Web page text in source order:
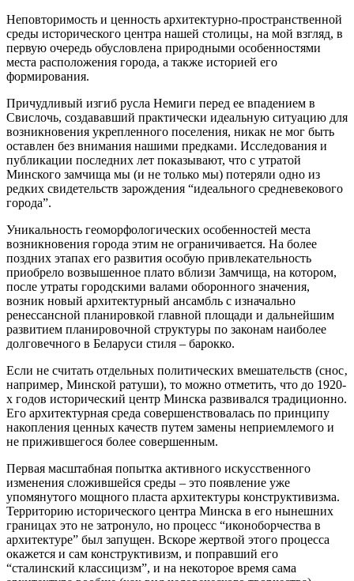
Неповторимость и ценность архитектурно-пространственной
среды исторического центра нашей столицы‚ на мой взгляд, в
первую очередь обусловлена природными особенностями
места расположения города, а также историей его
формирования.
Причудливый изгиб русла Немиги перед ее впадением в
Свислочь, создававший практически идеальную ситуацию для
возникновения укрепленного поселения, никак не мог быть
оставлен без внимания нашими предками. Исследования и
публикации последних лет показывают, что с утратой
Минского замчища мы (и не только мы) потеряли одно из
редких свидетельств зарождения “идеального средневекового
города”.
Уникальность геоморфологических особенностей места
возникновения города этим не ограничивается. На более
поздних этапах его развития особую привлекательность
приобрело возвышенное плато вблизи Замчища, на котором,
после утраты городскими валами оборонного значения,
возник новый архитектурный ансамбль с изначально
ренессансной планировкой главной площади и дальнейшим
развитием планировочной структуры по законам наиболее
долговечного в Беларуси стиля – барокко.
Если не считать отдельных политических вмешательств (снос‚
например‚ Минской ратуши), то можно отметить, что до 1920-
х годов исторический центр Минска развивался традиционно.
Его архитектурная среда совершенствовалась по принципу
накопления ценных качеств путем замены неприемлемого и
не прижившегося более совершенным.
Первая масштабная попытка активного искусственного
изменения сложившейся среды – это появление уже
упомянутого мощного пласта архитектуры конструктивизма.
Территорию исторического центра Минска в его нынешних
границах это не затронуло, но процесс “иконоборчества в
архитектуре” был запущен. Вскоре жертвой этого процесса
окажется и сам конструктивизм, и поправший его
“сталинский классицизм”, и на некоторое время сама